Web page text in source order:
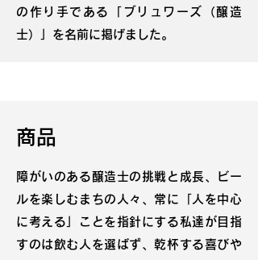
の作り手である「ブリュワーズ（醸造
士）」を名前に掲げました。
商品
障がいのある醸造士の挑戦と成長、ビー
ルを楽しむまちの人々、常に「人を中心
に考える」ことを指針にする私達が目指
すのは飲む人を選ばず、乾杯する喜びや